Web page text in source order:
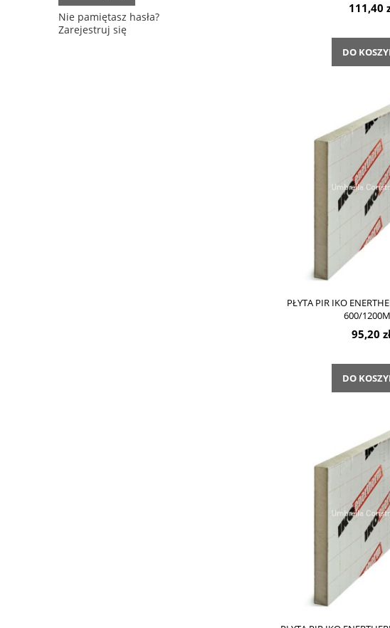
Nie pamiętasz hasła?
Zarejestruj się
111,40
DO
PŁYTA PIR IKO
600/
95,20
DO